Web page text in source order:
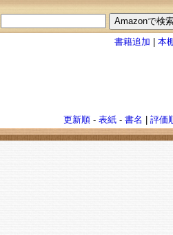
書籍追加 |本
更新順 -表紙 -書名 |評価